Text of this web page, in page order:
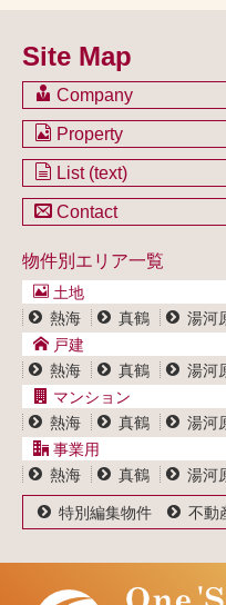
Site Map
Company
会社のご案内
不動産を売却したい方
不動産買取システム
Property
土地一覧
マンション一覧
事業用物件一覧
List (text)
土地一覧
マンション一覧
事業用物件一覧
Contact
ブログ
プライバシーポリシー
サイトポリシー
物件別エリア一覧
土地
熱海
真鶴 湯河
戸建
熱海
真鶴 湯河
マンション
熱海
真鶴 湯河
事業用
熱海
真鶴 湯河
特別編集物件 不動